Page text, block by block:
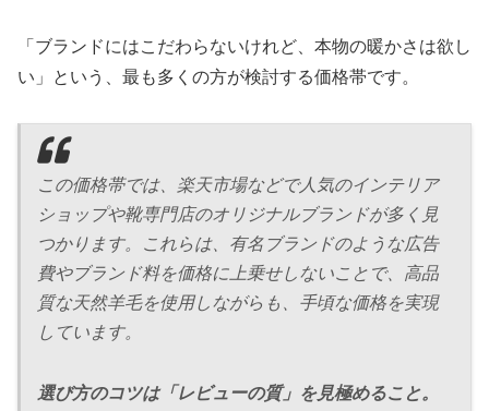
「ブランドにはこだわらないけれど、本物の暖かさは欲し
い」という、最も多くの方が検討する価格帯です。
この価格帯では、楽天市場などで人気のインテリア
ショップや靴専門店のオリジナルブランドが多く見
つかります。これらは、有名ブランドのような広告
費やブランド料を価格に上乗せしないことで、高品
質な天然羊毛を使用しながらも、手頃な価格を実現
しています。
選び方のコツは「レビューの質」を見極めること。